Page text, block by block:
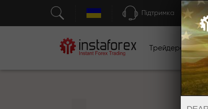
Підтримка
Трейдерам